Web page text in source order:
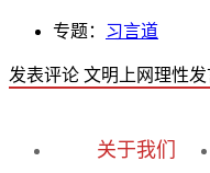
专题： 习言道
发表评论 文明上网理性
关于我们